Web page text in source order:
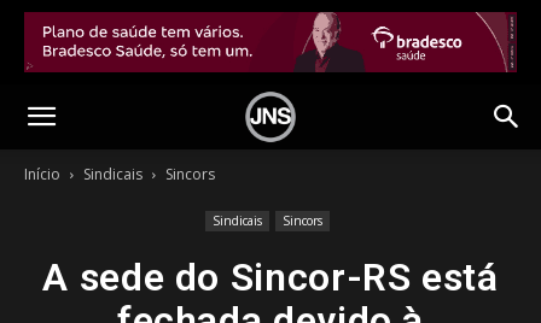
Início Sindicais Sincors
Sindicais Sincors
A sede do Sincor-RS está